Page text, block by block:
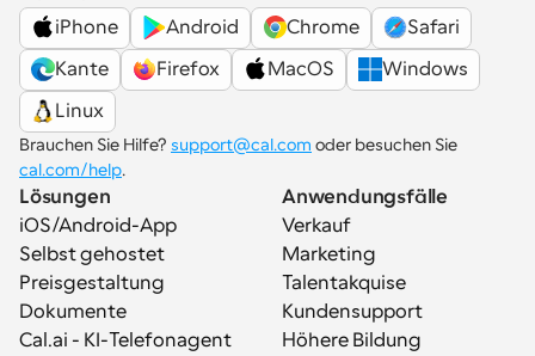
iPhone
Android Chrome
Safari
Kante
Firefox MacOS
Windows
Linux
Brauchen Sie Hilfe? support@cal.com
cal.com/help.
Lösungen
iOS/Android-App
Selbst gehostet
Preisgestaltung
Dokumente
Cal.ai - KI-Telefonagent
Anwendungsfälle
Verkauf
Marketing
Talentakquise
Kundensupport
Höhere Bildung